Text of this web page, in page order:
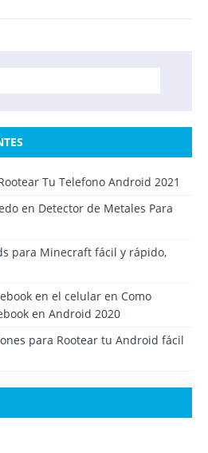
Tu Telefono Android 2021
en Detector de Metales Para
para Minecraft fácil y rápido,
en el celular en Como
en Android 2020
para Rootear tu Android fácil